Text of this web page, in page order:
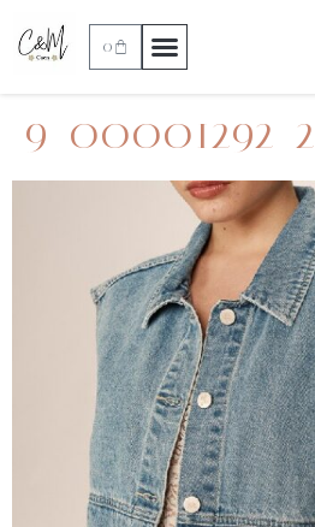
0
9_00001292_2